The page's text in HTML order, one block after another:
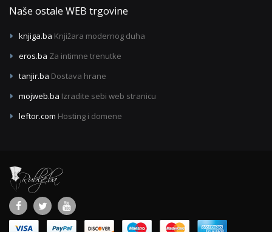
Naše ostale WEB trgovine
knjiga.ba Knjižara modernog duha
eros.ba Za intimne trenutke
tanjir.ba Dostava hrane
mojweb.ba Izradite sebi web stranicu
leftor.com Hosting i domene